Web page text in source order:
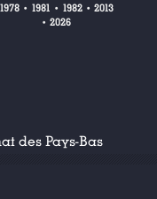
1978• 1981 • 1982• 2013
• 2026
des Pays-Bas